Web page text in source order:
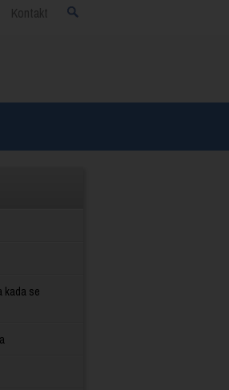
Kontakt
kada se